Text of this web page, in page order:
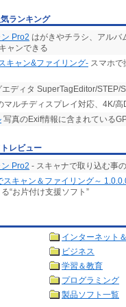
ランキング
Pro2 はがきやチラシ、アルバ
ャンできる
キャン&ファイリング- スマホで
ディタ SuperTagEditor/STEP/
マルチディスプレイ対応、4K/
写真のExif情報に含まれている
レビュー
Pro2 - スキャナで取り込む事
スキャン＆ファイリング～
“お片付け支援ソフト”
インターネット
ビジネス
学習＆教育
プログラミング
製品ソフト一覧